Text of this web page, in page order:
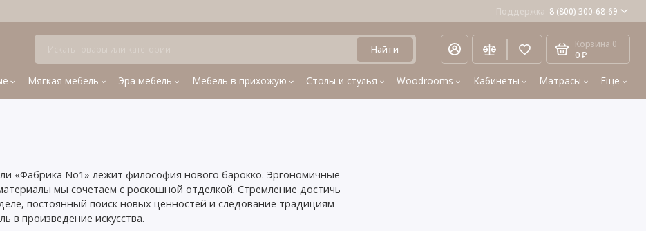
Поддержка 8 (800) 300-68-69
Найти Корзина 0
0 ₽
Мягкая мебель Эра мебель Мебель в прихожую Столы и стулья Woodrooms Кабинеты Матрасы Еще
«Фабрика No1» лежит философия нового барокко. Эргономичные
мы сочетаем с роскошной отделкой. Стремление достичь
постоянный поиск новых ценностей и следование традициям
в произведение искусства.